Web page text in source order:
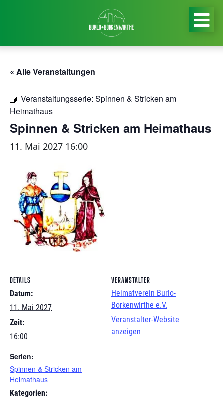
« Alle Veranstaltungen
Veranstaltungsserie: Spinnen & Stricken am
Heimathaus
Spinnen & Stricken am Heimathaus
11. Mai 2027 16:00
DETAILS
Datum:
11. Mai 2027
Zeit:
16:00
Serien:
Spinnen & Stricken am
Heimathaus
Kategorien:
VERANSTALTER
Heimatverein Burlo-
Borkenwirthe e.V.
Veranstalter-Website
anzeigen